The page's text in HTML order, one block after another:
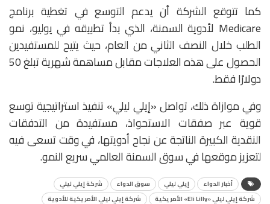
كما تتوقع الشركة أن يدعم التوسع في تغطية برنامج
Medicare لأدوية السمنة، الذي بدأ تطبيقه في يوليو، نمو
الطلب خلال النصف الثاني من العام، حيث يتيح للمستفيدين
الحصول على هذه العلاجات مقابل مساهمة شهرية تبلغ 50
دولارًا فقط.
وفي موازاة ذلك، تواصل «إيلي ليلي» تنفيذ استراتيجية توسع
قوية عبر صفقات الاستحواذ، مستفيدة من التدفقات
النقدية الكبيرة الناتجة عن نجاح أدويتها، في وقت تسعى فيه
لتعزيز موقعها في سوق السمنة العالمي سريع النمو.
أخبار الدواء إيلي ليلي سوق الدواء
شركة إيلي ليلي
شركة إيلي ليلي «Eli Lilly» الأمريكية
شركة إيلي ليلي الأمريكية للأدوية